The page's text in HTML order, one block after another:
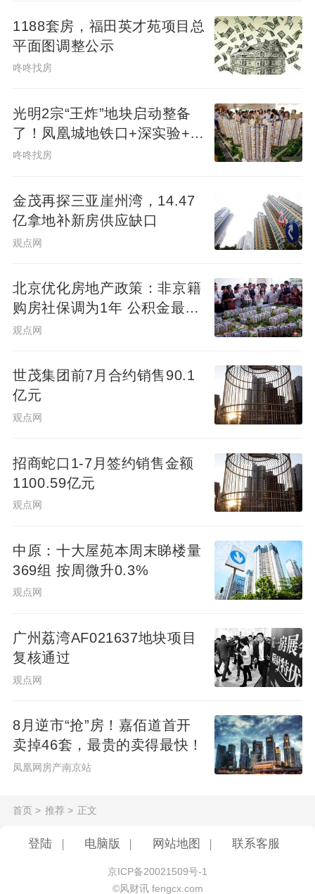
1188套房，福田英才苑项目总
平面图调整公示
咚咚找房
光明2宗“王炸”地块启动整备
了！凤凰城地铁口+深实验+商
业环绕
咚咚找房
金茂再探三亚崖州湾，14.47
亿拿地补新房供应缺口
观点网
北京优化房地产政策：非京籍
购房社保调为1年 公积金最高
可贷340万元
观点网
世茂集团前7月合约销售90.1
亿元
观点网
招商蛇口1-7月签约销售金额
1100.59亿元
观点网
中原：十大屋苑本周末睇楼量
369组 按周微升0.3%
观点网
广州荔湾AF021637地块项目
复核通过
观点网
8月逆市“抢”房！嘉佰道首开
卖掉46套，最贵的卖得最快！
凤凰网房产南京站
首页 > 推荐 > 正文
登陆 电脑版 网站地图 联系客服
京ICP备20021509号-1
©风财讯 fengcx.com